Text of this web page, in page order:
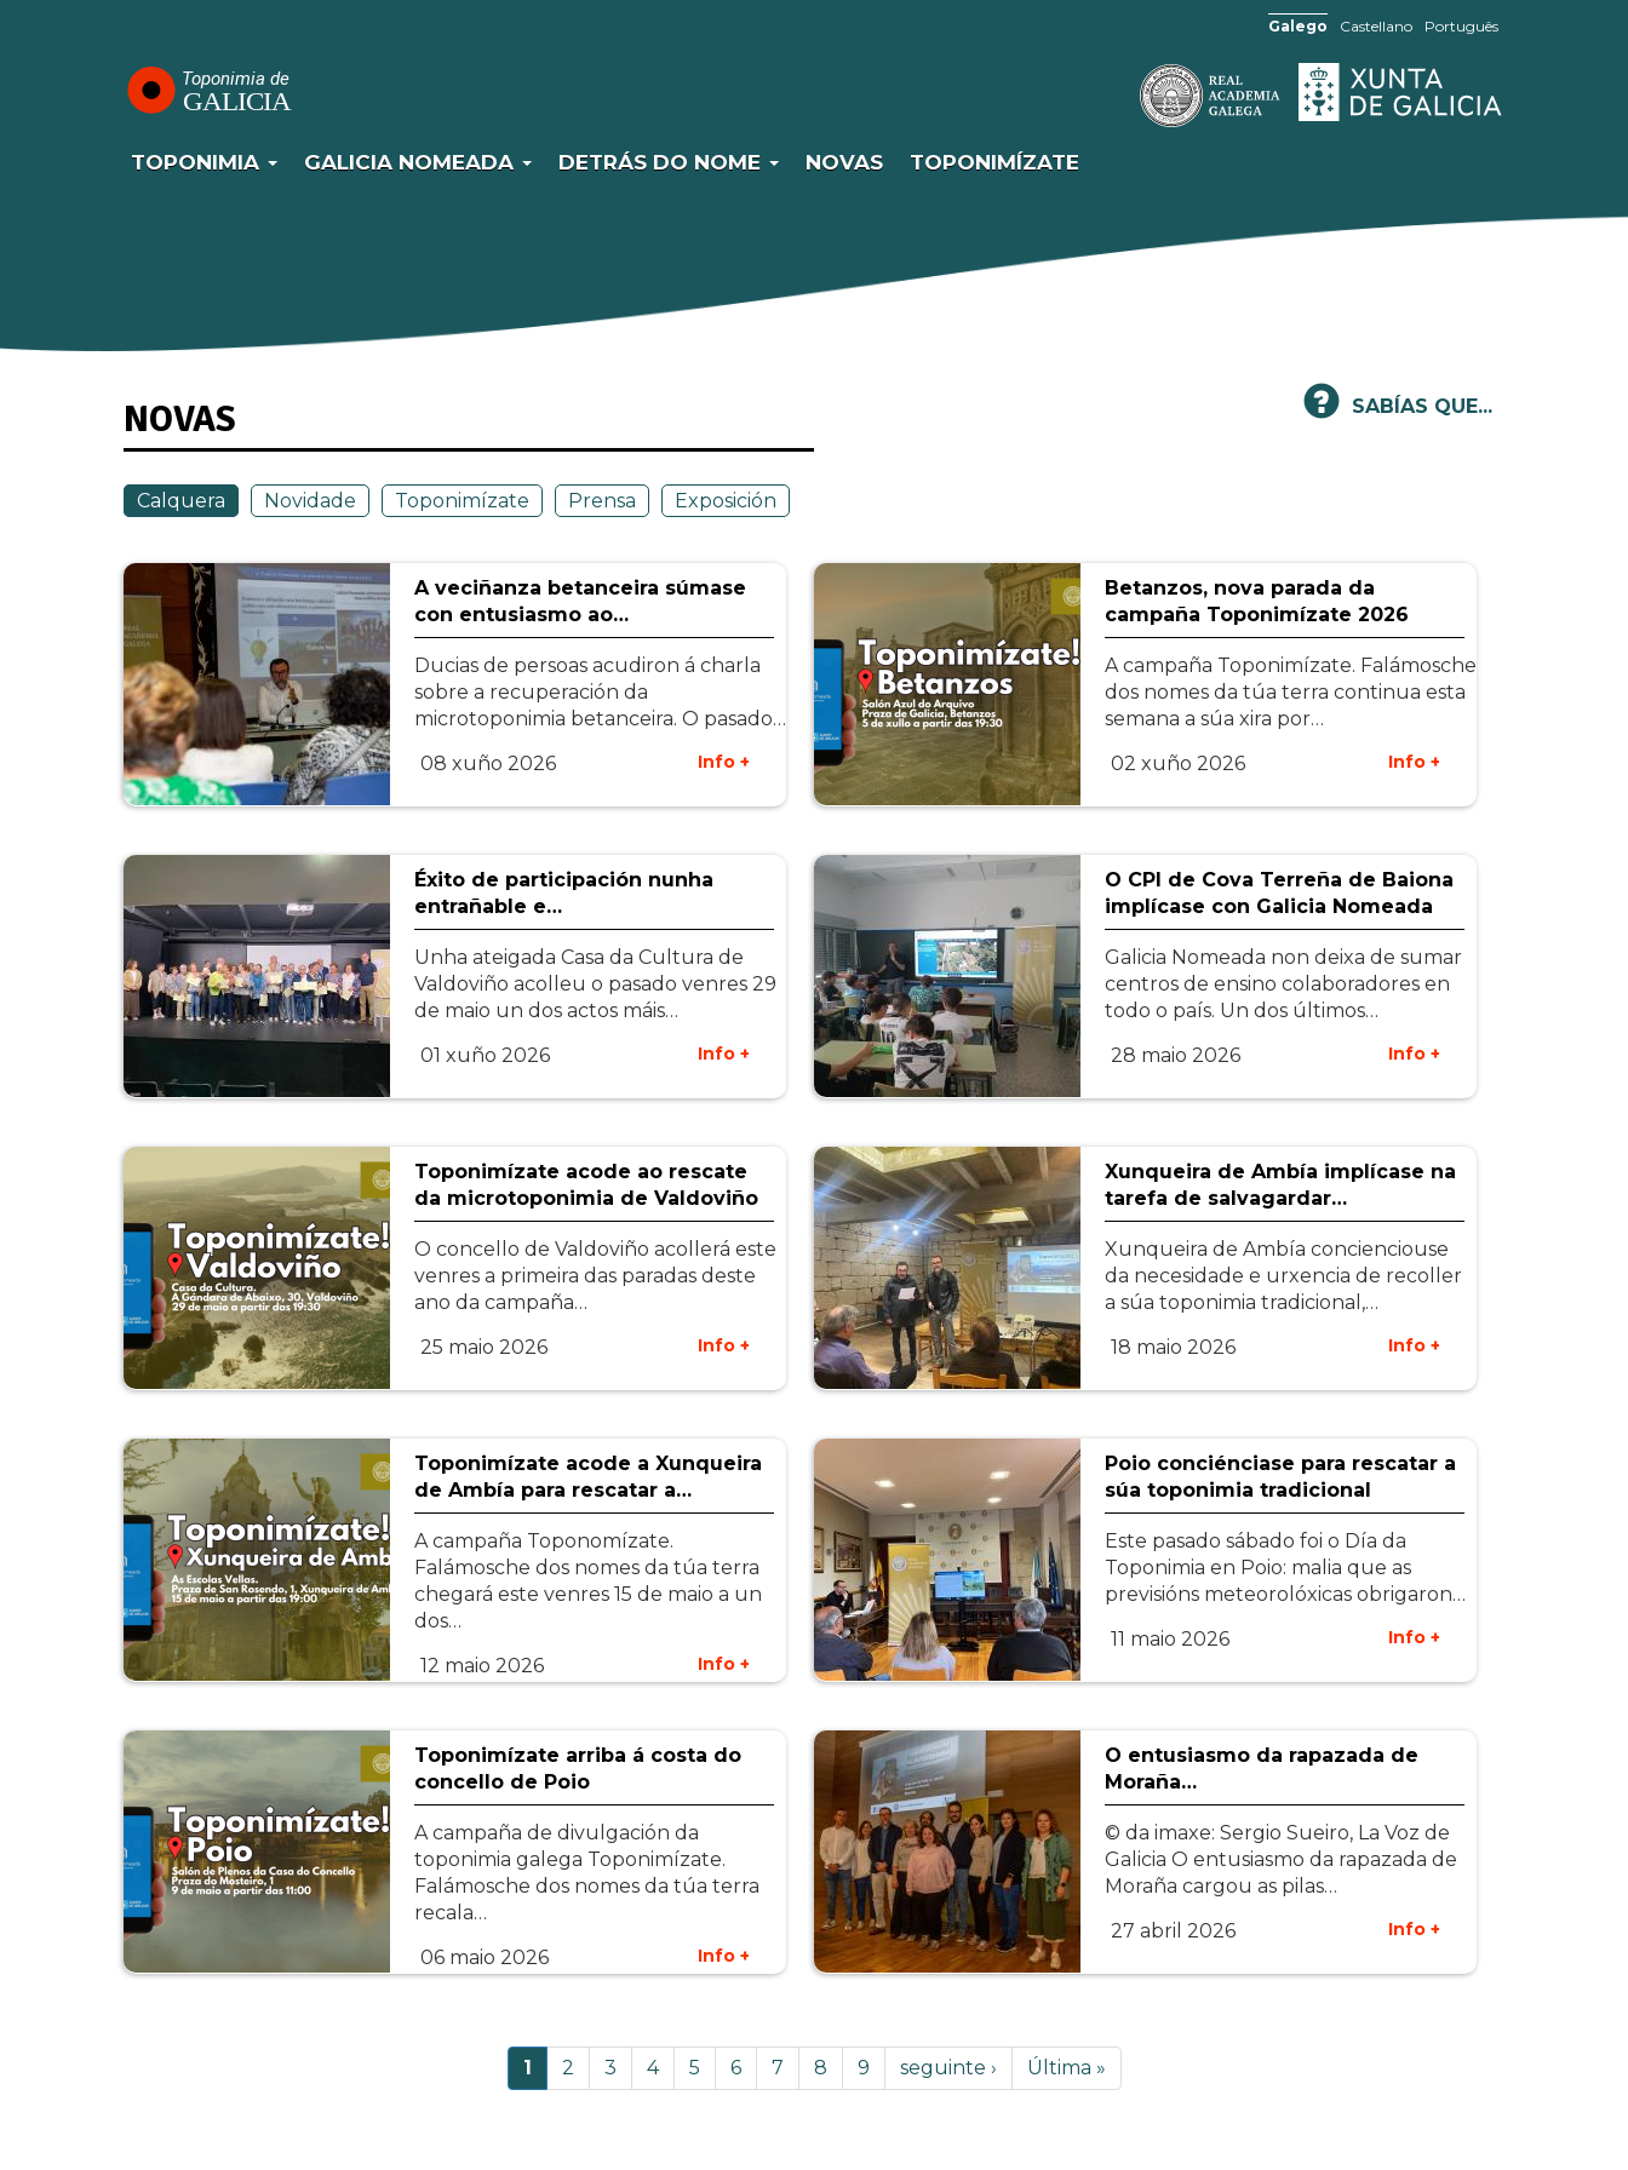
Galego Castellano Português
principal
TOPONIMIA GALICIA NOMEADA DETRÁS DO NOME NOVAS TOPONIMÍZATE
SABÍAS QUE...
NOVAS
Calquera Novidade Toponimízate Prensa Exposición
A veciñanza betanceira súmase
con entusiasmo ao…
Ducias de persoas acudiron á charla
sobre a recuperación da
microtoponimia betanceira. O pasado…
08 xuño 2026
Info +
Betanzos, nova parada da
campaña Toponimízate 2026
A campaña Toponimízate. Falámosche
dos nomes da túa terra continua esta
semana a súa xira por…
02 xuño 2026
Info +
Éxito de participación nunha
entrañable e…
Unha ateigada Casa da Cultura de
Valdoviño acolleu o pasado venres 29
de maio un dos actos máis…
01 xuño 2026
Info +
O CPI de Cova Terreña de Baiona
implícase con Galicia Nomeada
Galicia Nomeada non deixa de sumar
centros de ensino colaboradores en
todo o país. Un dos últimos…
28 maio 2026
Info +
Toponimízate acode ao rescate
da microtoponimia de Valdoviño
O concello de Valdoviño acollerá este
venres a primeira das paradas deste
ano da campaña…
25 maio 2026
Info +
Xunqueira de Ambía implícase na
tarefa de salvagardar…
Xunqueira de Ambía concienciouse
da necesidade e urxencia de recoller
a súa toponimia tradicional,…
18 maio 2026
Info +
Toponimízate acode a Xunqueira
de Ambía para rescatar a…
A campaña Toponomízate.
Falámosche dos nomes da túa terra
chegará este venres 15 de maio a un
dos…
12 maio 2026
Info +
Poio conciénciase para rescatar a
súa toponimia tradicional
Este pasado sábado foi o Día da
Toponimia en Poio: malia que as
previsións meteorolóxicas obrigaron…
11 maio 2026
Info +
Toponimízate arriba á costa do
concello de Poio
A campaña de divulgación da
toponimia galega Toponimízate.
Falámosche dos nomes da túa terra
recala…
06 maio 2026
Info +
O entusiasmo da rapazada de
Moraña…
© da imaxe: Sergio Sueiro, La Voz de
Galicia O entusiasmo da rapazada de
Moraña cargou as pilas…
27 abril 2026
Info +
Páxina
actual
1 Page
2 Page
3 Page
4 Page
5 Page
6 Page
7 Page
8 Page
9
Páxina
Seguinte
seguinte ›
Last
page
Última »